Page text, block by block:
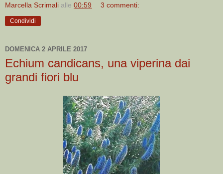
Marcella Scrimali alle 00:59 3 commenti:
Condividi
DOMENICA 2 APRILE 2017
Echium candicans, una viperina dai
grandi fiori blu